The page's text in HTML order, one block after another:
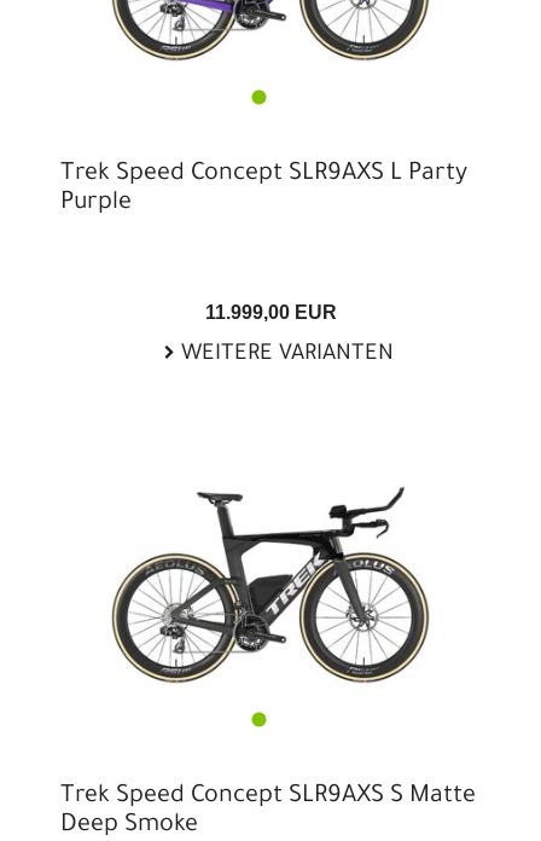
Trek Speed Concept SLR9AXS L Party
Purple
11.999,00 EUR
WEITERE VARIANTEN
Trek Speed Concept SLR9AXS S Matte
Deep Smoke